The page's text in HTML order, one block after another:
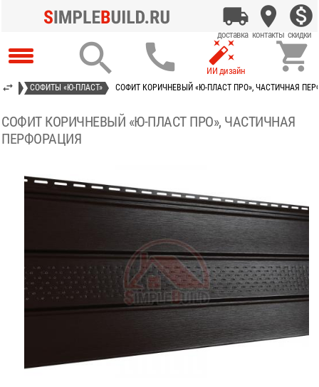
   
СОФИТЫ «Ю-ПЛАСТ» СОФИТ КОРИЧНЕВЫЙ «Ю-ПЛАСТ ПРО», ЧАСТИЧНАЯ
СОФИТ КОРИЧНЕВЫЙ «Ю-ПЛАСТ ПРО», ЧАСТИЧНАЯ
ПЕРФОРАЦИЯ